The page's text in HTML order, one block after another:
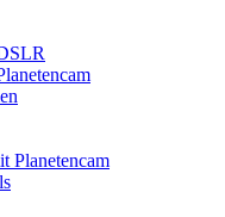
Planetencam